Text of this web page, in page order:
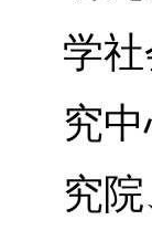
学
究
究